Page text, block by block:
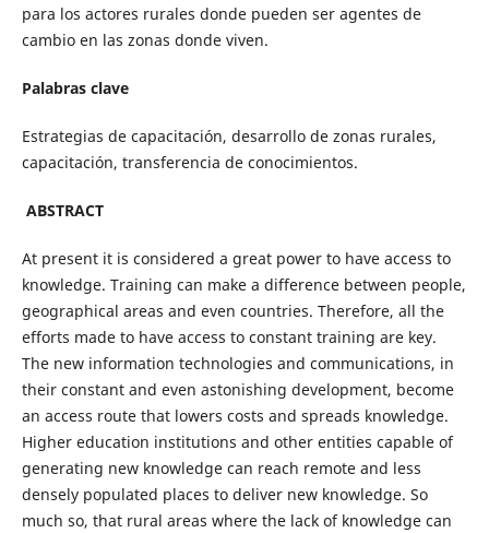
para los actores rurales donde pueden ser agentes de
cambio en las zonas donde viven.
Palabras clave
Estrategias de capacitación, desarrollo de zonas rurales,
capacitación, transferencia de conocimientos.
ABSTRACT
At present it is considered a great power to have access to
knowledge. Training can make a difference between people,
geographical areas and even countries. Therefore, all the
efforts made to have access to constant training are key.
The new information technologies and communications, in
their constant and even astonishing development, become
an access route that lowers costs and spreads knowledge.
Higher education institutions and other entities capable of
generating new knowledge can reach remote and less
densely populated places to deliver new knowledge. So
much so, that rural areas where the lack of knowledge can